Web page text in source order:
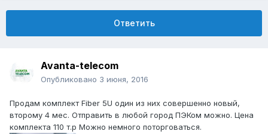
Ответить
Avanta-telecom
Опубликовано 3 июня, 2016
Продам комплект Fiber 5U один из них совершенно новый,
второму 4 мес. Отправить в любой город ПЭКом можно. Цена
комплекта 110 т.р Можно немного поторговаться.